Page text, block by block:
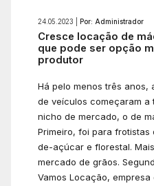
24.05.2023 | Por: Administrador
Cresce locação de
que pode ser opção
produtor
Há pelo menos três anos,
de veículos começaram a
nicho de mercado, o de
Primeiro, foi para
de-açúcar e florestal.
mercado de grãos.
Vamos Locação,